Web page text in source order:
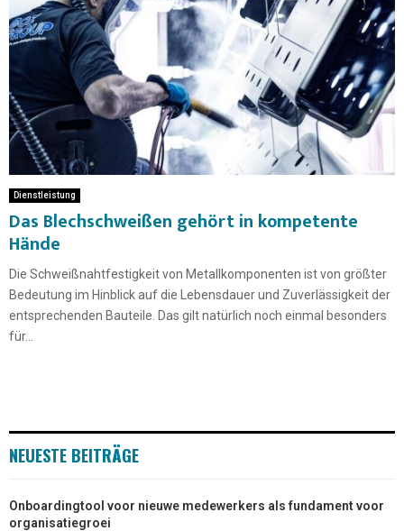
Dienstleistung
Das Blechschweißen gehört in kompetente
Hände
Die Schweißnahtfestigkeit von Metallkomponenten ist von größter
Bedeutung im Hinblick auf die Lebensdauer und Zuverlässigkeit der
entsprechenden Bauteile. Das gilt natürlich noch einmal besonders
für...
NEUESTE BEITRÄGE
Onboardingtool voor nieuwe medewerkers als fundament voor
organisatiegroei